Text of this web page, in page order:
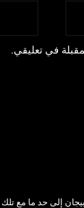
في تعليقي.
وتقاليد أذربيجان